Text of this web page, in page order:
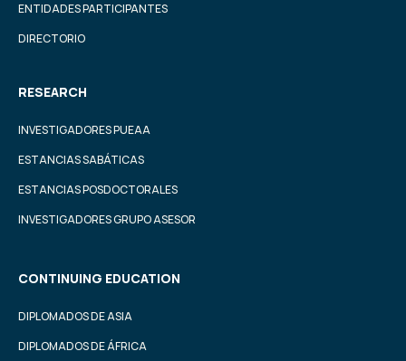
ENTIDADES PARTICIPANTES
DIRECTORIO
RESEARCH
INVESTIGADORES PUEAA
ESTANCIAS SABÁTICAS
ESTANCIAS POSDOCTORALES
INVESTIGADORES GRUPO ASESOR
CONTINUING EDUCATION
DIPLOMADOS DE ASIA
DIPLOMADOS DE ÁFRICA